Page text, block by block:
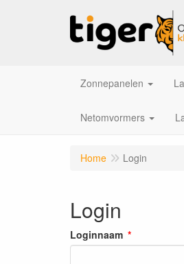
Zonnepanelen
Netomvormers
Home Login
Login
Loginnaam